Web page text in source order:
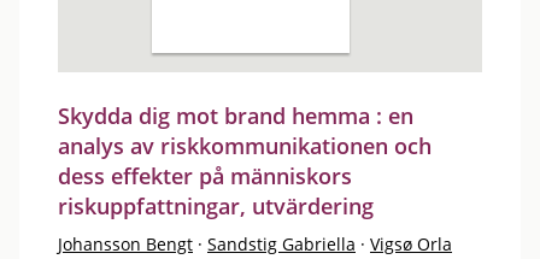
Skydda dig mot brand hemma : en
analys av riskkommunikationen och
dess effekter på människors
riskuppfattningar, utvärdering
Johansson Bengt · Sandstig Gabriella · Vigsø Orla